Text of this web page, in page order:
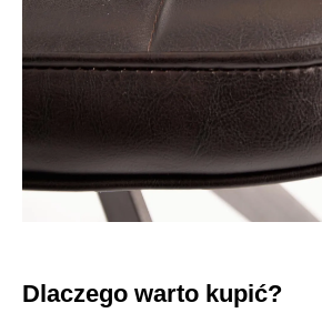
Dlaczego warto kupić?